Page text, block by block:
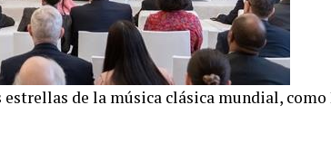
de la música clásica mundial,